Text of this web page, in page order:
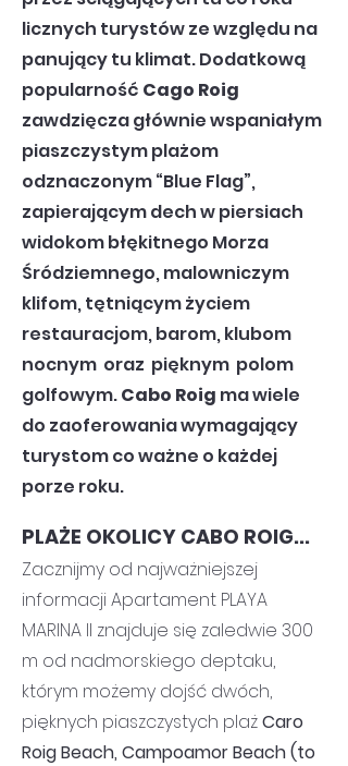
licznych turystów ze względu na
panujący tu klimat. Dodatkową
popularność Cago Roig
zawdzięcza głównie wspaniałym
piaszczystym plażom
odznaczonym “Blue Flag”,
zapierającym dech w piersiach
widokom błękitnego Morza
Śródziemnego, malowniczym
klifom, tętniącym życiem
restauracjom, barom, klubom
nocnym oraz pięknym polom
golfowym.Cabo Roig ma wiele
do zaoferowania wymagający
turystom co ważne o każdej
porze roku.
PLAŻE OKOLICY CABO ROIG...
Zacznijmy od najważniejszej
informacji Apartament PLAYA
MARINA II znajduje się zaledwie 300
m od nadmorskiego deptaku,
którym możemy dojść dwóch,
pięknych piaszczystych plażCaro
Roig Beach, Campoamor Beach (to